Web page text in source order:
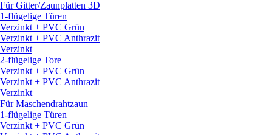
Für Gitter/Zaunplatten 3D
1-flügelige Türen
Verzinkt + PVC Grün
Verzinkt + PVC Anthrazit
Verzinkt
2-flügelige Tore
Verzinkt + PVC Grün
Verzinkt + PVC Anthrazit
Verzinkt
Für Maschendrahtzaun
1-flügelige Türen
Verzinkt + PVC Grün